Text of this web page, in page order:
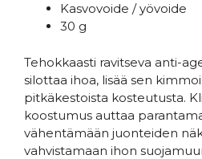
Kasvovoide / yövoide
30 g
Tehokkaasti ravitseva anti-
silottaa ihoa, lisää sen
pitkäkestoista kosteutusta.
koostumus auttaa
vähentämään juonteiden
vahvistamaan ihon